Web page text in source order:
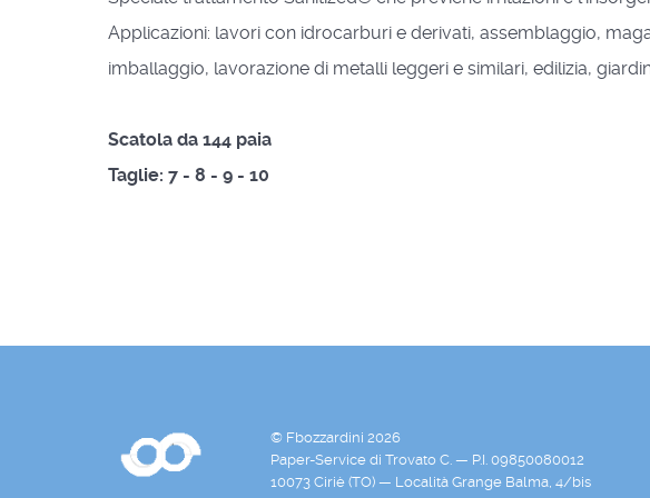
Applicazioni: lavori con idrocarburi e derivati, assemblaggio,
imballaggio, lavorazione di metalli leggeri e similari, edilizia,
Scatola da 144 paia
Taglie: 7 - 8 - 9 - 10
© Fbozzardini 2026
Paper-Service di Trovato C. — P.I. 09850080012
10073 Ciriè (TO) — Località Grange Balma, 4/bis